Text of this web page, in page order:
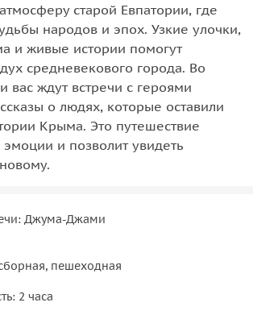
старой Евпатории, где
народов и эпох. Узкие улочки,
и живые истории помогут
средневекового города. Во
вас ждут встречи с героями
о людях, которые оставили
Крыма. Это путешествие
и позволит увидеть
Джума-Джами
пешеходная
2 часа